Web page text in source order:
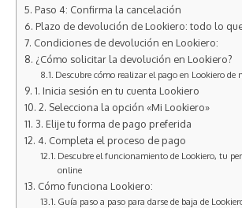
Paso 4: Confirma la cancelación
Plazo de devolución de Lookiero: todo lo
Condiciones de devolución en Lookiero:
¿Cómo solicitar la devolución en Lookiero?
Descubre cómo realizar el pago en Lookiero de
1. Inicia sesión en tu cuenta Lookiero
2. Selecciona la opción «Mi Lookiero»
3. Elije tu forma de pago preferida
4. Completa el proceso de pago
Descubre el funcionamiento de Lookiero, tu
online
Cómo funciona Lookiero:
Guía paso a paso para darse de baja de